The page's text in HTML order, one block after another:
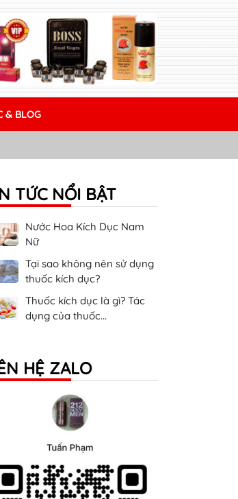
& BLOG
TỨC NỔI BẬT
Nước Hoa Kích Dục Nam
Nữ
Tại sao không nên sử dụng
thuốc kích dục?
Thuốc kích dục là gì? Tác
dụng của thuốc...
HỆ ZALO